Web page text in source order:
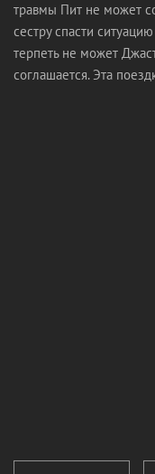
травмы Пит не может
сестру спасти
терпеть не может
соглашается. Эта